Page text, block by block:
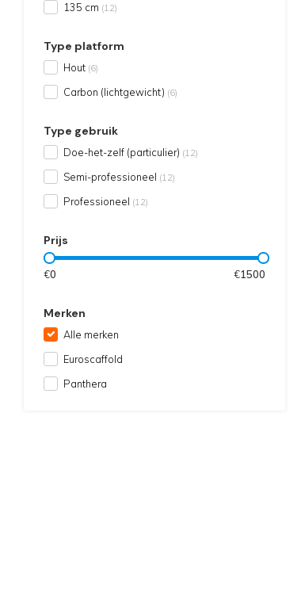
135 cm (12)
Type platform
Hout (6)
Carbon (lichtgewicht) (6)
Type gebruik
Doe-het-zelf (particulier) (12)
Semi-professioneel (12)
Professioneel (12)
Prijs
€0 €1500
Merken
Alle merken
Euroscaffold
Panthera
Alle producten voldoen aanEN 1004/NEN 2484-norm